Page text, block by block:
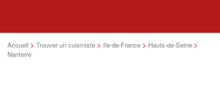
Accueil > Trouver un cuisiniste > Ile-de-France > Hauts-de-Seine >
Nanterre